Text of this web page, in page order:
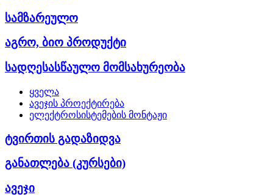
სამზარეულო
აგრო, ბიო პროდუქტი
სადღესასწაულო მომსახურეობა
ყველა
ავეჯის პროექტირება
ელექტროსისტემების მონტაჟი
ტვირთის გადაზიდვა
განათლება (კურსები)
ავეჯი